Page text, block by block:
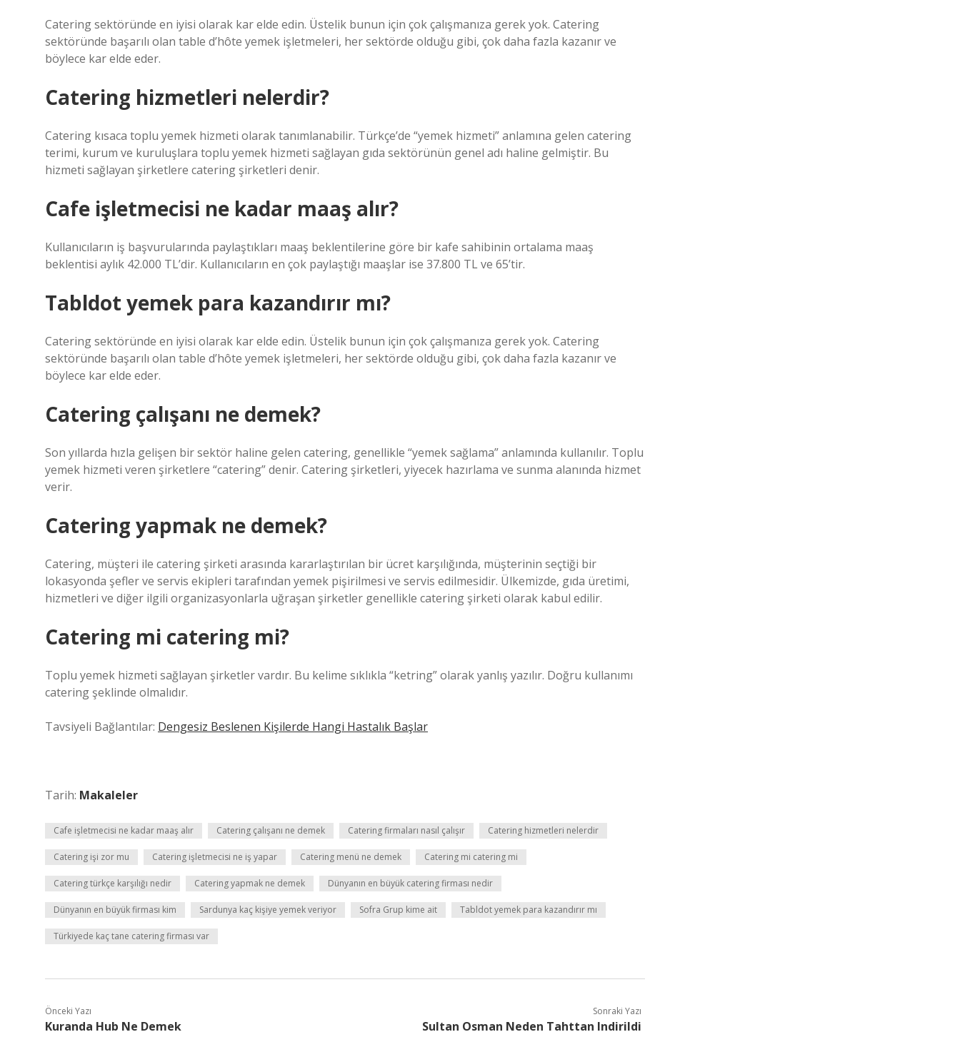
Catering sektöründe en iyisi olarak kar elde edin. Üstelik bunun için çok çalışmanıza gerek yok. Catering
sektöründe başarılı olan table d’hôte yemek işletmeleri, her sektörde olduğu gibi, çok daha fazla kazanır ve
böylece kar elde eder.
Catering hizmetleri nelerdir?
Catering kısaca toplu yemek hizmeti olarak tanımlanabilir. Türkçe’de “yemek hizmeti” anlamına gelen catering
terimi, kurum ve kuruluşlara toplu yemek hizmeti sağlayan gıda sektörünün genel adı haline gelmiştir. Bu
hizmeti sağlayan şirketlere catering şirketleri denir.
Cafe işletmecisi ne kadar maaş alır?
Kullanıcıların iş başvurularında paylaştıkları maaş beklentilerine göre bir kafe sahibinin ortalama maaş
beklentisi aylık 42.000 TL’dir. Kullanıcıların en çok paylaştığı maaşlar ise 37.800 TL ve 65’tir.
Tabldot yemek para kazandırır mı?
Catering sektöründe en iyisi olarak kar elde edin. Üstelik bunun için çok çalışmanıza gerek yok. Catering
sektöründe başarılı olan table d’hôte yemek işletmeleri, her sektörde olduğu gibi, çok daha fazla kazanır ve
böylece kar elde eder.
Catering çalışanı ne demek?
Son yıllarda hızla gelişen bir sektör haline gelen catering, genellikle “yemek sağlama” anlamında kullanılır. Toplu
yemek hizmeti veren şirketlere “catering” denir. Catering şirketleri, yiyecek hazırlama ve sunma alanında hizmet
verir.
Catering yapmak ne demek?
Catering, müşteri ile catering şirketi arasında kararlaştırılan bir ücret karşılığında, müşterinin seçtiği bir
lokasyonda şefler ve servis ekipleri tarafından yemek pişirilmesi ve servis edilmesidir. Ülkemizde, gıda üretimi,
hizmetleri ve diğer ilgili organizasyonlarla uğraşan şirketler genellikle catering şirketi olarak kabul edilir.
Catering mi catering mi?
Toplu yemek hizmeti sağlayan şirketler vardır. Bu kelime sıklıkla “ketring” olarak yanlış yazılır. Doğru kullanımı
catering şeklinde olmalıdır.
Tavsiyeli Bağlantılar: Dengesiz Beslenen Kişilerde Hangi Hastalık Başlar
Tarih: Makaleler
Cafe işletmecisi ne kadar maaş alır Catering çalışanı ne demek Catering firmaları nasıl çalışır Catering hizmetleri nelerdir
Catering işi zor mu Catering işletmecisi ne iş yapar Catering menü ne demek Catering mi catering mi
Catering türkçe karşılığı nedir Catering yapmak ne demek Dünyanın en büyük catering firması nedir
Dünyanın en büyük firması kim Sardunya kaç kişiye yemek veriyor Sofra Grup kime ait Tabldot yemek para kazandırır mı
Türkiyede kaç tane catering firması var
Önceki Yazı
Kuranda Hub Ne Demek
Sonraki Yazı
Sultan Osman Neden Tahttan Indirildi